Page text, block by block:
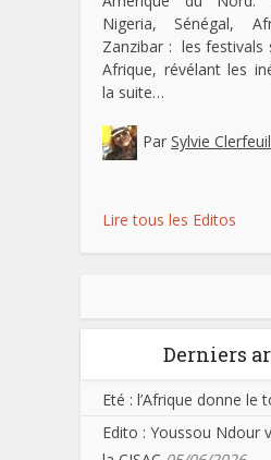
Nigeria, Sénégal,
Zanzibar : les festivals
Afrique, révélant les
la suite…
Par Sylvie
Lire tous les Editos
Derniers
Eté : l’Afrique donne le
Edito : Youssou Ndour